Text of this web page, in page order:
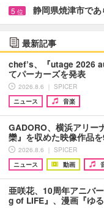
5 位 静岡県焼津市で
最新記事
chef’s、『utage 2026
てパーカーズを発表
2026.8.6 ｜ SPICER
ニュース
音楽
GADORO、横浜アリー
欒』を収めた映像作品
2026.8.6 ｜ SPICER
ニュース
動画
亜咲花、10周年アニバ
g of LIFE』、漫画『ゆ